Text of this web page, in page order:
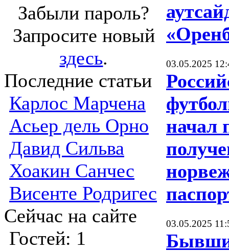
Забыли пароль?
Запросите новый
здесь.
Последние статьи
Карлос Марчена
Асьер дель Орно
Давид Сильва
Хоакин Санчес
Висенте Родригес
Сейчас на сайте
Гостей: 1
03.05.2025
начал
03.05.2025